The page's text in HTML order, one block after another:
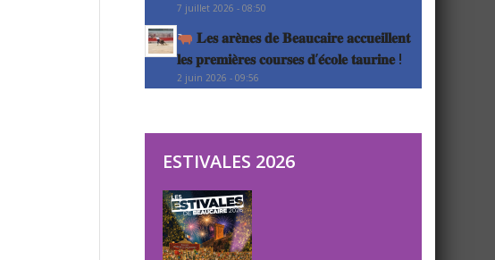
7 juillet 2026 - 08:50
𝐋𝐞𝐬 𝐚𝐫𝐞̀𝐧𝐞𝐬 𝐝𝐞 𝐁𝐞𝐚𝐮𝐜𝐚𝐢𝐫𝐞 𝐚𝐜𝐜𝐮𝐞𝐢𝐥𝐥𝐞𝐧𝐭
𝐥𝐞𝐬 𝐩𝐫𝐞𝐦𝐢𝐞̀𝐫𝐞𝐬 𝐜𝐨𝐮𝐫𝐬𝐞𝐬 𝐝’𝐞́𝐜𝐨𝐥𝐞 𝐭𝐚𝐮𝐫𝐢𝐧𝐞 !
2 juin 2026 - 09:56
ESTIVALES 2026